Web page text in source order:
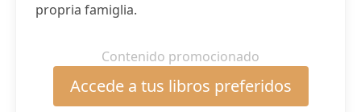
propria famiglia.
Contenido promocionado
Accede a tus libros preferidos